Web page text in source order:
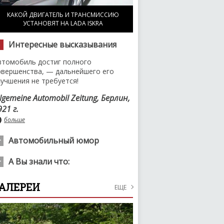
КАКОЙ ДВИГАТЕЛЬ И ТРАНСМИССИЮ
УСТАНОВЯТ НА LADA ISKRA
Интересные высказывания
достиг полного
— дальнейшего его
не требуется!
Automobil Zeitung, Берлин,
г.
больше
Автомобильный юмор
колхоза «Светлый путь»
себе желтое «Бугатти» потому
больше
А Вы знали что:
около 1000 проводов общей
2 километра и весом 40
ЕЩЕ